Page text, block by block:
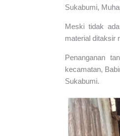
Sukabumi,
Meski tidak
material ditaksir
Penanganan
kecamatan,
Sukabumi.